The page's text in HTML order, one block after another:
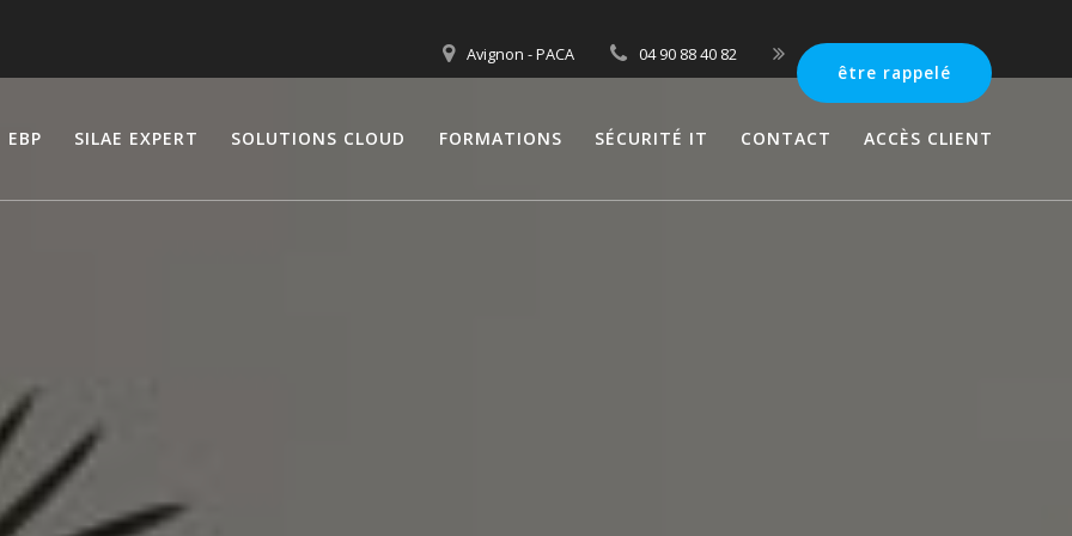
Avignon - PACA 04 90 88 40 82
être rappelé
EBP SILAE EXPERT SOLUTIONS CLOUD FORMATIONS SÉCURITÉ IT CONTACT ACCÈS CLIENT